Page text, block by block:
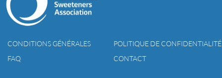
CONDITIONS GÉNÉRALES
POLITIQUE DE CONFIDENTIALITÉ
FAQ
CONTACT